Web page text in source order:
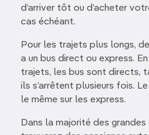
d’arriver tôt ou d’acheter
cas échéant.
Pour les trajets plus longs,
a un bus direct ou express.
trajets, les bus sont directs,
ils s’arrêtent plusieurs fois.
le même sur les express.
Dans la majorité des